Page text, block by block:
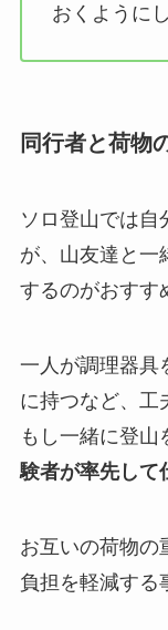
おくように
同行者と荷物
ソロ登山では自
が、山友達と一
するのがおすす
一人が調理器具
に持つなど、工
もし一緒に登山
験者が率先して
お互いの荷物の
負担を軽減する